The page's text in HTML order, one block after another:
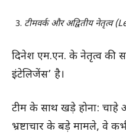
टीमवर्क और अद्वितीय नेतृत्व
दिनेश एम.एन. के नेतृत्व की
इंटेलिजेंस’ है।
टीम के साथ खड़े होना: चाहे
भ्रष्टाचार के बड़े मामले, वे